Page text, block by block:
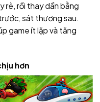
rẻ, rồi thay dần bằng
sát thương sau.
game ít lặp và tăng
hơn